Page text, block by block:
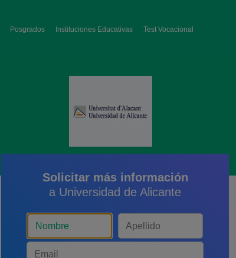
Posgrados Instituciones Educativas Test Vocacional
Solicitar más información
a Universidad de Alicante